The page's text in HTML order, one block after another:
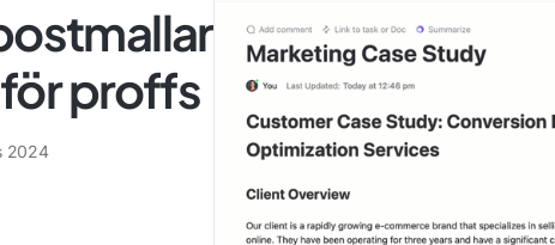
proffs
2024